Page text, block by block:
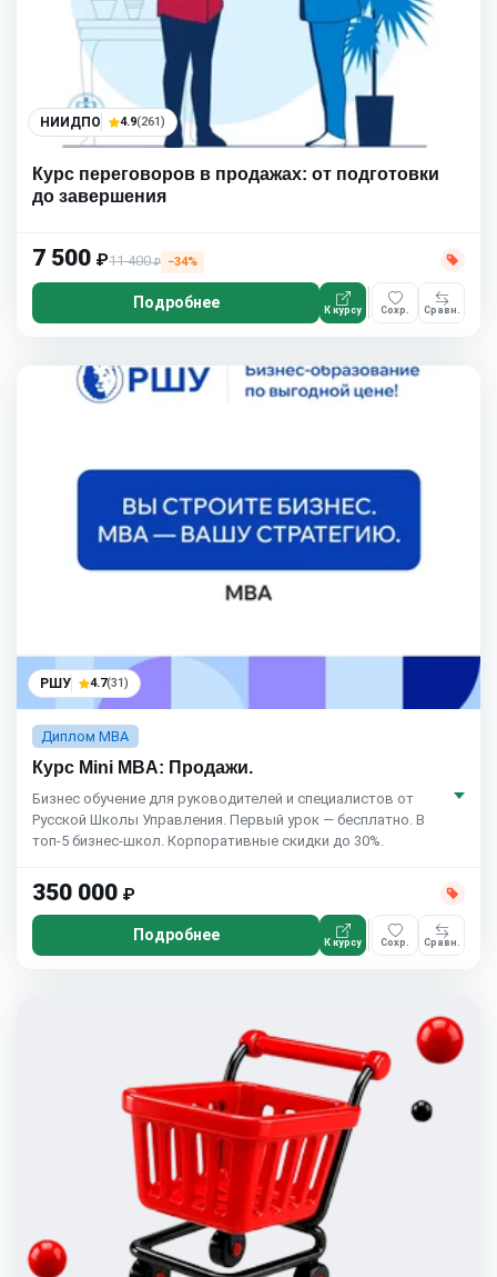
НИИДПО 4.9(261)
Курс переговоров в продажах: от подготовки
до завершения
7 500 ₽11 400₽ −34%
Подробнее К курсу Сохр. Сравн.
РШУ 4.7(31)
Диплом MBA
Курс Mini MBA: Продажи.
Бизнес обучение для руководителей и специалистов от
Русской Школы Управления. Первый урок — бесплатно. В
топ-5 бизнес-школ. Корпоративные скидки до 30%.
350 000 ₽
Подробнее К курсу Сохр. Сравн.